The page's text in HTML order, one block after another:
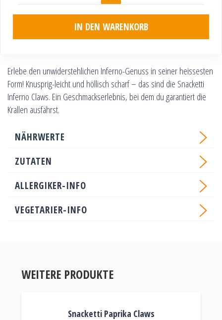
IN DEN WARENKORB
Erlebe den unwiderstehlichen Inferno-Genuss in seiner heissesten
Form! Knusprig-leicht und höllisch scharf – das sind die Snacketti
Inferno Claws. Ein Geschmackserlebnis, bei dem du garantiert die
Krallen ausfährst.
NÄHRWERTE
ZUTATEN
ALLERGIKER-INFO
VEGETARIER-INFO
WEITERE PRODUKTE
Snacketti Paprika Claws